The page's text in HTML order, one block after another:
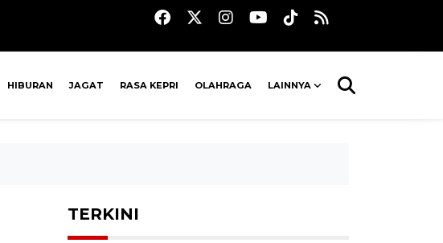
HIBURAN JAGAT RASA KEPRI OLAHRAGA LAINNYA
TERKINI